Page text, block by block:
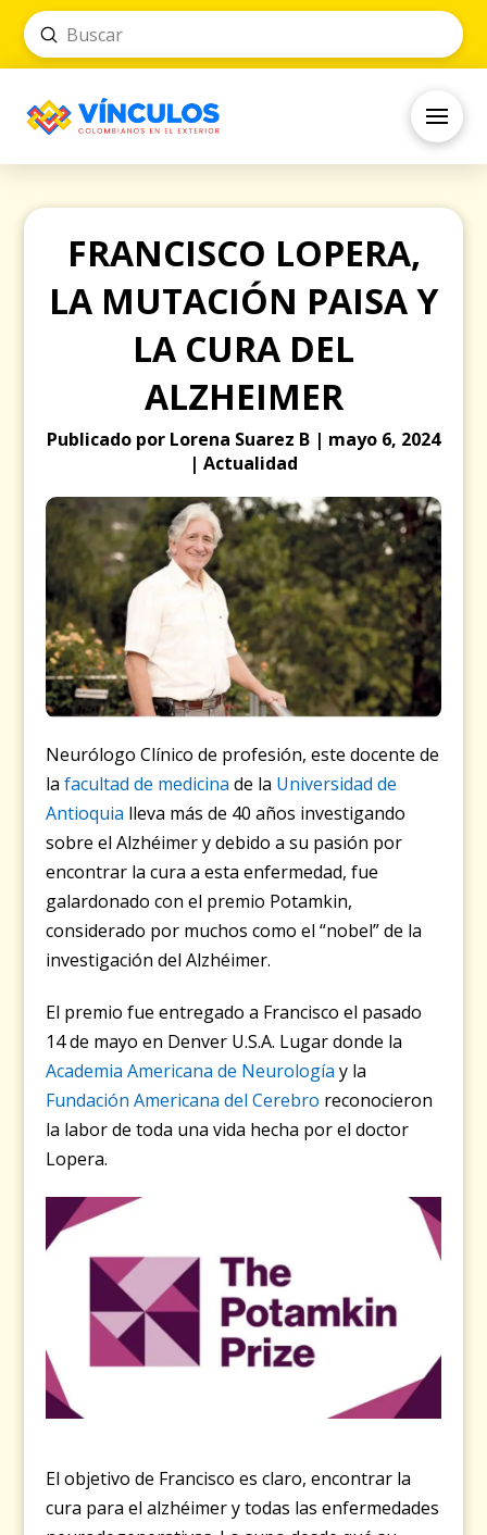
Search
Submit
FRANCISCO LOPERA,
LA MUTACIÓN PAISA Y
LA CURA DEL
ALZHEIMER
Publicado por Lorena Suarez B | mayo 6, 2024
| Actualidad
Neurólogo Clínico de profesión, este docente de
la facultad de medicina de la Universidad de
Antioquia lleva más de 40 años investigando
sobre el Alzhéimer y debido a su pasión por
encontrar la cura a esta enfermedad, fue
galardonado con el premio Potamkin,
considerado por muchos como el “nobel” de la
investigación del Alzhéimer.
El premio fue entregado a Francisco el pasado
14 de mayo en Denver U.S.A. Lugar donde la
Academia Americana de Neurología y la
Fundación Americana del Cerebro reconocieron
la labor de toda una vida hecha por el doctor
Lopera.
El objetivo de Francisco es claro, encontrar la
cura para el alzhéimer y todas las enfermedades